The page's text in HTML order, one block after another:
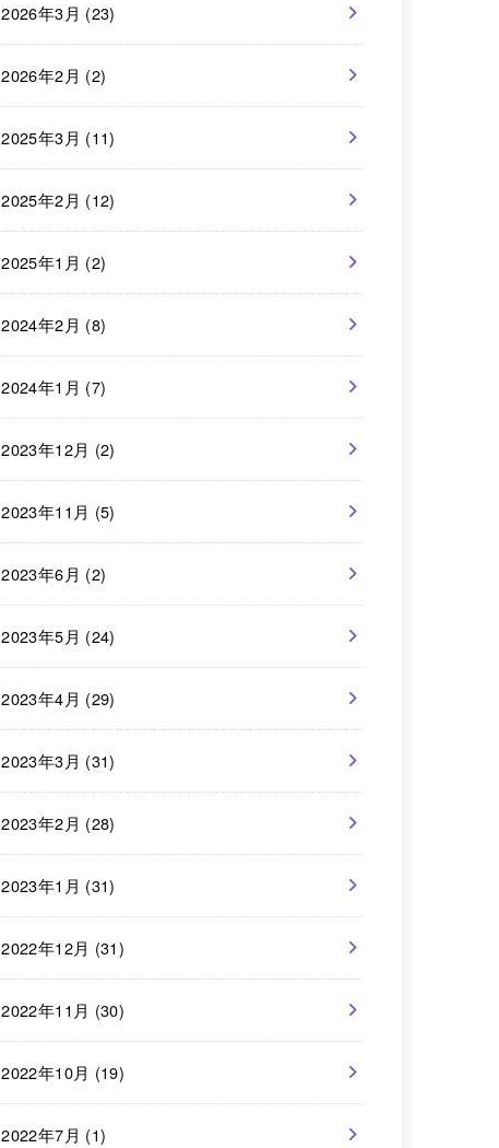
2026年3月 (23)
2026年2月 (2)
2025年3月 (11)
2025年2月 (12)
2025年1月 (2)
2024年2月 (8)
2024年1月 (7)
2023年12月 (2)
2023年11月 (5)
2023年6月 (2)
2023年5月 (24)
2023年4月 (29)
2023年3月 (31)
2023年2月 (28)
2023年1月 (31)
2022年12月 (31)
2022年11月 (30)
2022年10月 (19)
2022年7月 (1)